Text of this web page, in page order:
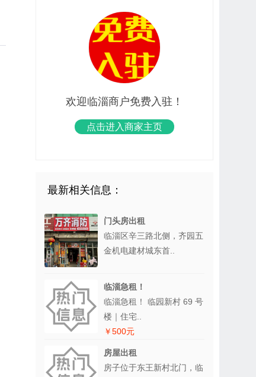
欢迎临淄商户免费入驻！
点击进入商家主页
最新相关信息：
门头房出租
临淄区辛三路北侧，齐园五
金机电建材城东首..
临淄急租！
临淄急租！ 临园新村 69 号
楼｜住宅..
￥500元
房屋出租
房子位于东王新村北门，临